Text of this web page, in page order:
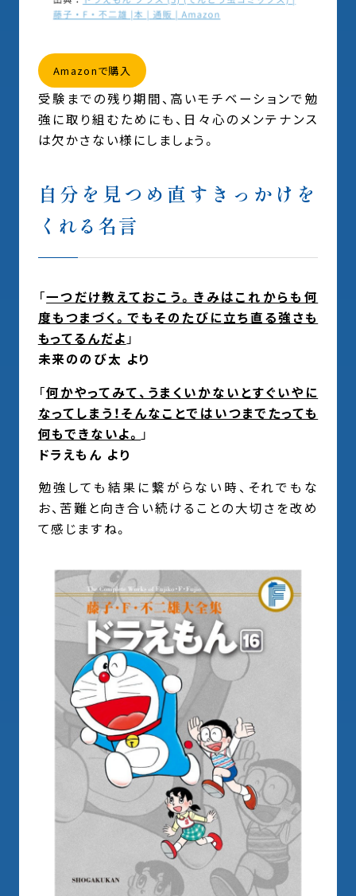
Amazonで購入
受験までの残り期間、高いモチベーションで勉
強に取り組むためにも、日々心のメンテナンス
は欠かさない様にしましょう。
自分を見つめ直すきっかけを
くれる名言
「一つだけ教えておこう。きみはこれからも何
度もつまづく。でもそのたびに立ち直る強さも
もってるんだよ 」
未来ののび太 より
「何かやってみて、うまくいかないとすぐいやに
なってしまう！そんなことではいつまでたっても
何もできないよ。 」
ドラえもん より
勉強しても結果に繋がらない時、それでもな
お、苦難と向き合い続けることの大切さを改め
て感じますね。